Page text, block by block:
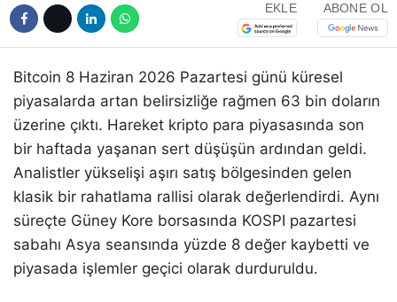
EKLE ABONE OL
Bitcoin 8 Haziran 2026 Pazartesi günü küresel
piyasalarda artan belirsizliğe rağmen 63 bin doların
üzerine çıktı. Hareket kripto para piyasasında son
bir haftada yaşanan sert düşüşün ardından geldi.
Analistler yükselişi aşırı satış bölgesinden gelen
klasik bir rahatlama rallisi olarak değerlendirdi. Aynı
süreçte Güney Kore borsasında KOSPI pazartesi
sabahı Asya seansında yüzde 8 değer kaybetti ve
piyasada işlemler geçici olarak durduruldu.